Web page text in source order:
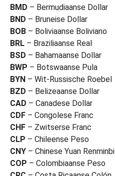
BMD – Bermudiaanse Dollar
BND – Bruneise Dollar
BOB – Boliviaanse Boliviano
BRL – Braziliaanse Real
BSD – Bahamaanse Dollar
BWP – Botswaanse Pula
BYN – Wit-Russische Roebel
BZD – Belizeaanse Dollar
CAD – Canadese Dollar
CDF – Congolese Franc
CHF – Zwitserse Franc
CLP – Chileense Peso
CNY – Chinese Yuan Renminbi
COP – Colombiaanse Peso